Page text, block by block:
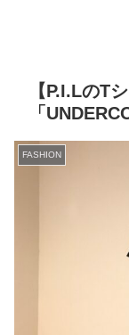
【P.I.LのT
「
FASHION